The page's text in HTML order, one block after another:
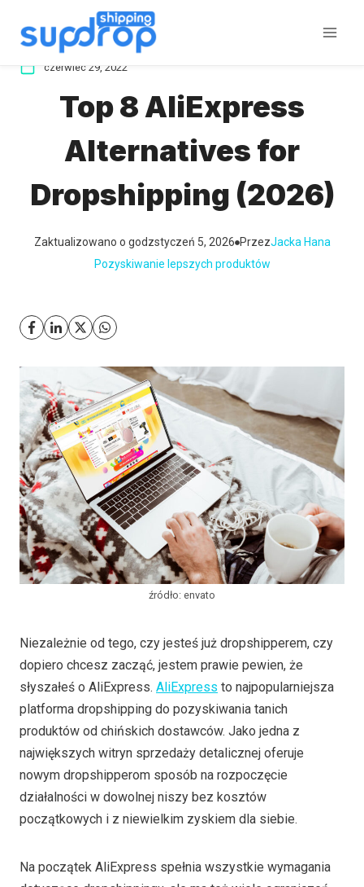
czerwiec 29, 2022
Top 8 AliExpress
Alternatives for
Dropshipping (2026)
Zaktualizowano o godzstyczeń 5, 2026 PrzezJacka Hana
Pozyskiwanie lepszych produktów
źródło: envato
Niezależnie od tego, czy jesteś już dropshipperem, czy
dopiero chcesz zacząć, jestem prawie pewien, że
słyszałeś o AliExpress. AliExpress to najpopularniejsza
platforma dropshipping do pozyskiwania tanich
produktów od chińskich dostawców. Jako jedna z
największych witryn sprzedaży detalicznej oferuje
nowym dropshipperom sposób na rozpoczęcie
działalności w dowolnej niszy bez kosztów
początkowych i z niewielkim zyskiem dla siebie.
Na początek AliExpress spełnia wszystkie wymagania